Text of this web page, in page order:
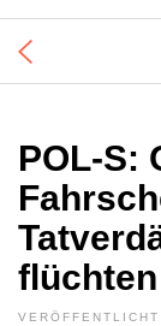
POL-S:
flüchten